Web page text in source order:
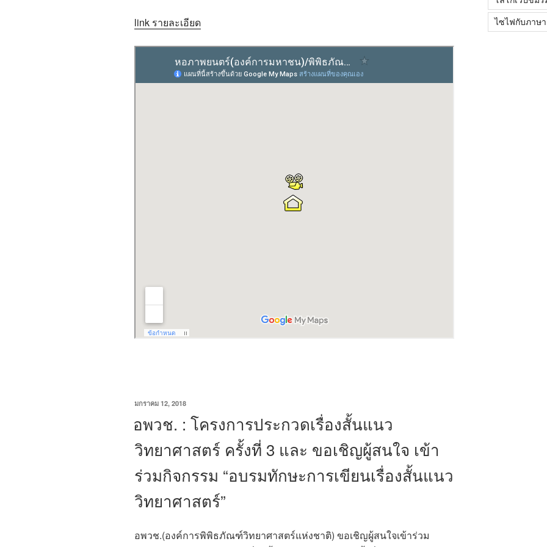
link รายละเอียด
เขียน
ที่
มกราคม 12, 2018
อพวช. : โครงการประกวดเรื่องสั้นแนว
วิทยาศาสตร์ ครั้งที่ 3 และ ขอเชิญผู้สนใจ เข้า
ร่วมกิจกรรม “อบรมทักษะการเขียนเรื่องสั้นแนว
วิทยาศาสตร์”
อพวช.(องค์การพิพิธภัณฑ์วิทยาศาสตร์แห่งชาติ) ขอเชิญผู้สนใจเข้าร่วม
ไซไฟกับภาษา